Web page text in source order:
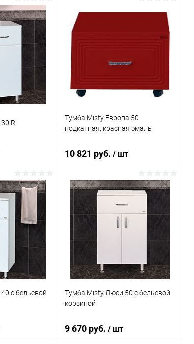
R
Сравнение
Тумба Misty Европа 50
подкатная, красная эмаль
10 821 руб./ шт
В корзину
Купить в 1 клик Сравнение
с бельевой
Тумба Misty Люси 50 с бельевой
корзиной
9 670 руб./ шт